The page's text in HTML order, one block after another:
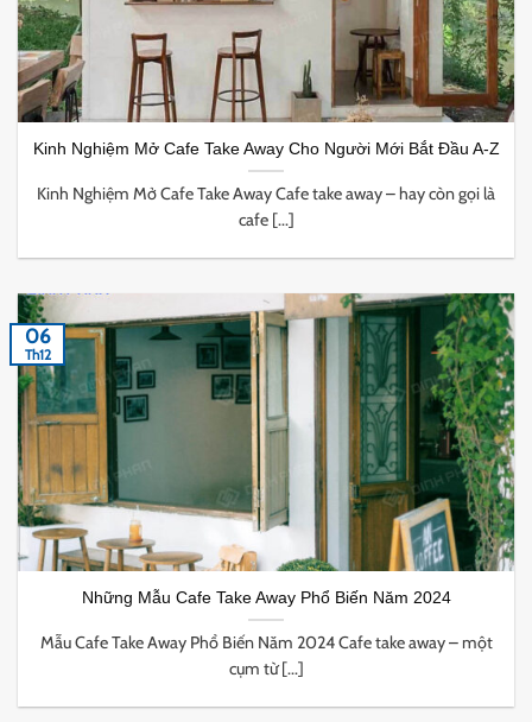
Kinh Nghiệm Mở Cafe Take Away Cho Người Mới Bắt Đầu A-Z
Kinh Nghiệm Mở Cafe Take Away Cafe take away – hay còn gọi là
cafe [...]
Những Mẫu Cafe Take Away Phổ Biến Năm 2024
Mẫu Cafe Take Away Phổ Biến Năm 2024 Cafe take away – một
cụm từ [...]
06
Th12